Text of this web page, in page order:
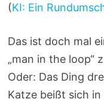
(KI: Ein
Das ist doch mal
„man in the loop“
Oder: Das Ding
Katze beißt sich